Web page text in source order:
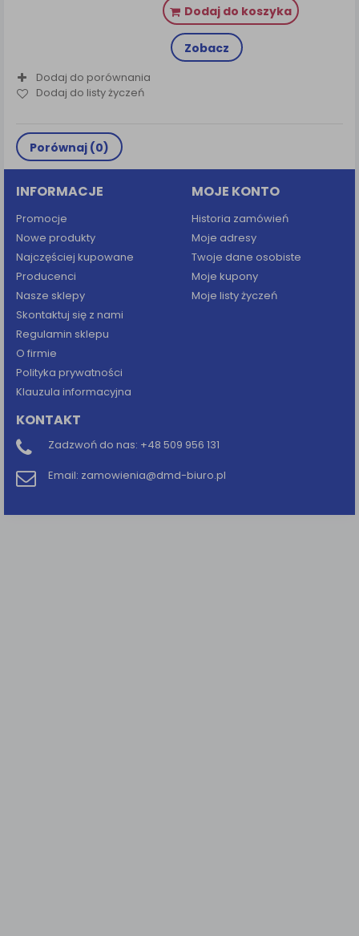
Dodaj do koszyka
Zobacz
Dodaj do porównania
Dodaj do listy życzeń
Porównaj (0)
INFORMACJE
Promocje
Nowe produkty
Najczęściej kupowane
Producenci
Nasze sklepy
Skontaktuj się z nami
Regulamin sklepu
O firmie
Polityka prywatności
Klauzula informacyjna
MOJE KONTO
Historia zamówień
Moje adresy
Twoje dane osobiste
Moje kupony
Moje listy życzeń
KONTAKT
Zadzwoń do nas: +48 509 956 131
Email: zamowienia@dmd-biuro.pl
Klauzula Informacyjna (rozwiń)
Lista Zaufanych Partnerów (rozwiń)